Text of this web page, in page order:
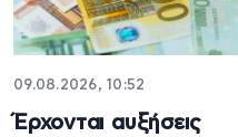
09.08.2026, 10:52
Έρχονται αυξήσεις